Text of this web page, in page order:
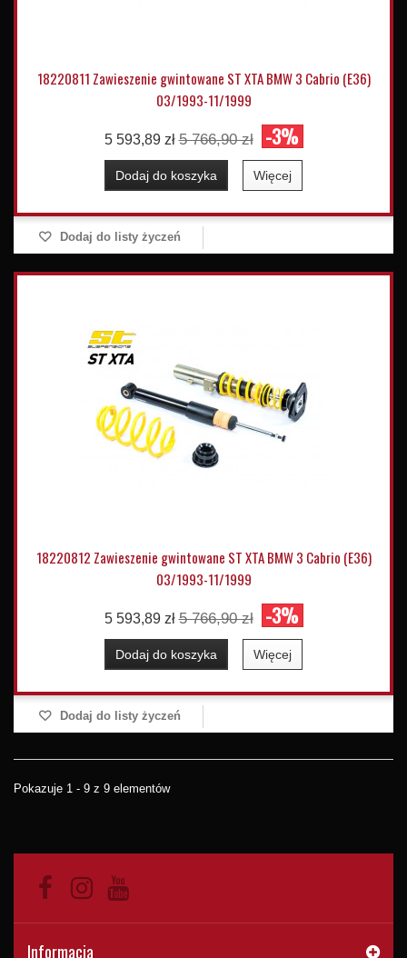
18220811 Zawieszenie gwintowane ST XTA BMW 3 Cabrio (E36)
03/1993-11/1999
5 593,89 zł 5 766,90 zł -3%
Dodaj do koszyka Więcej
Dodaj do listy życzeń
18220812 Zawieszenie gwintowane ST XTA BMW 3 Cabrio (E36)
03/1993-11/1999
5 593,89 zł 5 766,90 zł -3%
Dodaj do koszyka Więcej
Dodaj do listy życzeń
Pokazuje 1 - 9 z 9 elementów
Informacja